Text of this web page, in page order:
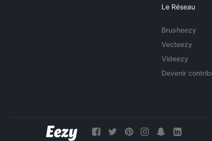
Le Réseau
Brusheezy
Vecteezy
Videezy
Devenir